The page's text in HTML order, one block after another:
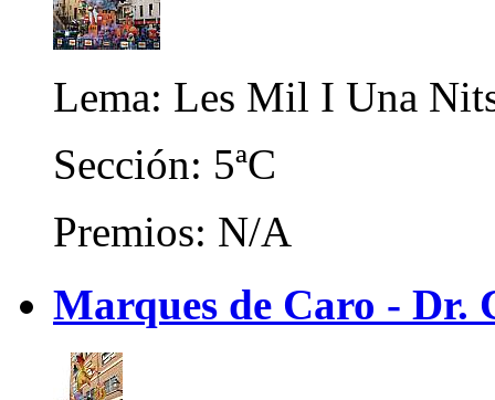
Lema: Les Mil I Una
Sección: 5ªC
Premios: N/A
Marques de Caro - Dr.